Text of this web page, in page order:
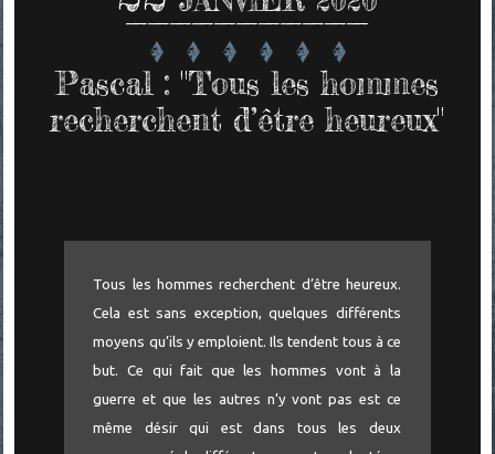
Pascal : "Tous les hommes
recherchent d’être heureux"
Tous les hommes recherchent d’être heureux.
Cela est sans exception, quelques différents
moyens qu’ils y emploient. Ils tendent tous à ce
but. Ce qui fait que les hommes vont à la
guerre et que les autres n’y vont pas est ce
même désir qui est dans tous les deux